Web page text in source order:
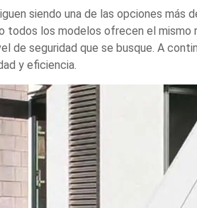
siendo una de las opciones más
todos los modelos ofrecen el
de seguridad que se busque. A
y eficiencia.